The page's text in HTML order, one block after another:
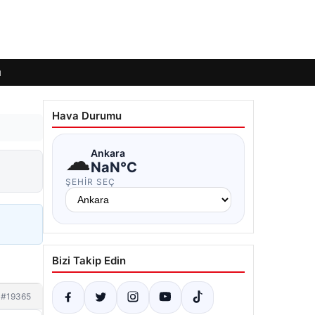
#19365
Hava Durumu
☁Ankara
NaN°C
ŞEHIR SEÇ
Bizi Takip Edin